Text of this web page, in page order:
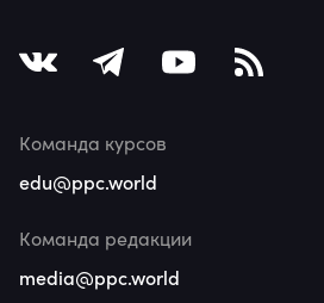
Команда курсов
edu@ppc.world
Команда редакции
media@ppc.world